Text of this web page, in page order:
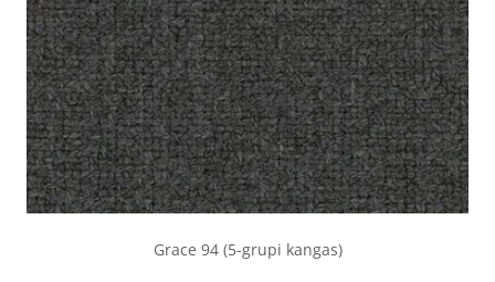
Grace 94 (5-grupi kangas)